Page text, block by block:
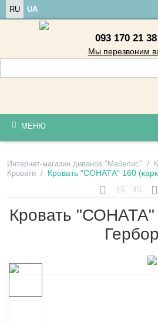
RU UA
093 170 21 38
Мы перезвоним
МЕНЮ
Интернет-магазин диванов "Мебелис" /
Кровати / Кровать "СОНАТА" 160
15
45
Кровать "СОНАТА"
Гербор